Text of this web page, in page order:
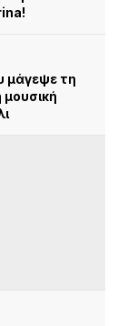
μάγεψε τη